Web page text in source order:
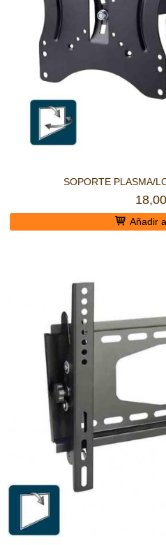
SOPORTE PLASMA/
Añadir